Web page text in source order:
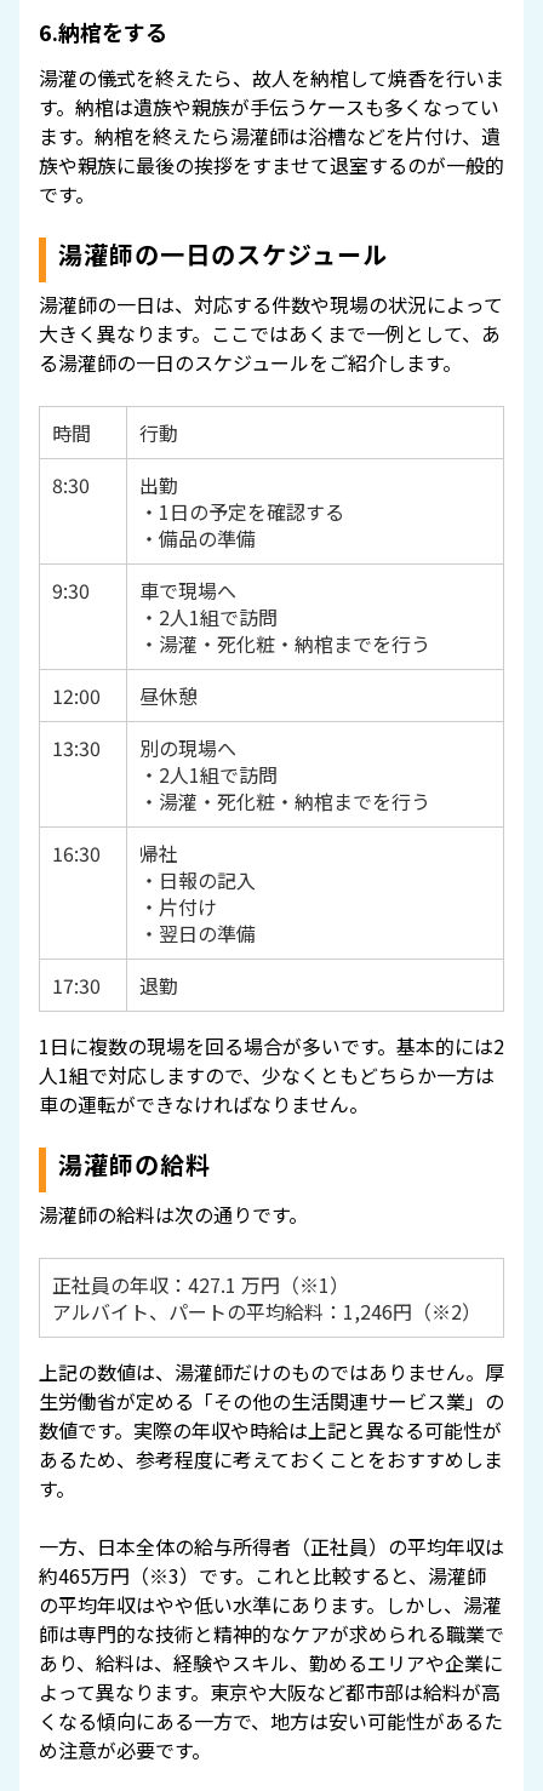
6.納棺をする
湯灌の儀式を終えたら、故人を納棺して焼香を行いま
す。納棺は遺族や親族が手伝うケースも多くなってい
ます。納棺を終えたら湯灌師は浴槽などを片付け、遺
族や親族に最後の挨拶をすませて退室するのが一般的
です。
湯灌師の一日のスケジュール
湯灌師の一日は、対応する件数や現場の状況によって
大きく異なります。ここではあくまで一例として、あ
る湯灌師の一日のスケジュールをご紹介します。
時間
行動
8:30
出勤
・1日の予定を確認する
・備品の準備
9:30
車で現場へ
・2人1組で訪問
・湯灌・死化粧・納棺までを行う
12:00
昼休憩
13:30
別の現場へ
・2人1組で訪問
・湯灌・死化粧・納棺までを行う
16:30
帰社
・日報の記入
・片付け
・翌日の準備
17:30
退勤
1日に複数の現場を回る場合が多いです。基本的には2
人1組で対応しますので、少なくともどちらか一方は
車の運転ができなければなりません。
湯灌師の給料
湯灌師の給料は次の通りです。
正社員の年収：427.1 万円（※1）
アルバイト、パートの平均給料：1,246円（※2）
上記の数値は、湯灌師だけのものではありません。厚
生労働省が定める「その他の生活関連サービス業」の
数値です。実際の年収や時給は上記と異なる可能性が
あるため、参考程度に考えておくことをおすすめしま
す。
一方、日本全体の給与所得者（正社員）の平均年収は
約465万円（※3）です。これと比較すると、湯灌師
の平均年収はやや低い水準にあります。しかし、湯灌
師は専門的な技術と精神的なケアが求められる職業で
あり、給料は、経験やスキル、勤めるエリアや企業に
よって異なります。東京や大阪など都市部は給料が高
くなる傾向にある一方で、地方は安い可能性があるた
め注意が必要です。